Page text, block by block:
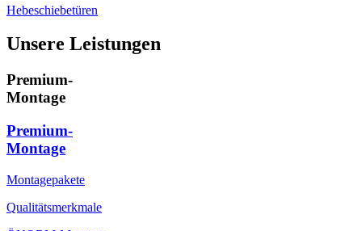
Hebeschiebetüren
Unsere Leistungen
Premium-
Montage
Premium-
Montage
Montagepakete
Qualitätsmerkmale